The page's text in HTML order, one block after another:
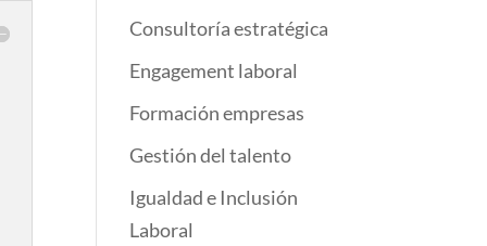
Consultoría estratégica
Engagement laboral
Formación empresas
Gestión del talento
Igualdad e Inclusión
Laboral